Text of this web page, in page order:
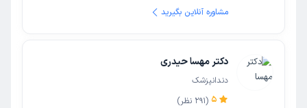
مشاوره آنلاین بگیرید
دکتر مهسا حیدری
دندانپزشک
5
(
291 نظر)